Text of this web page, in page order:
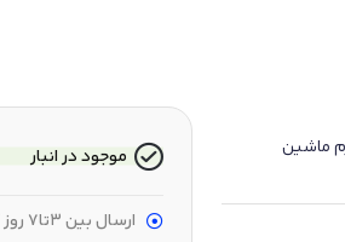
ماشین
موجود در انبار
ارسال بین 3تا7 روز کاری